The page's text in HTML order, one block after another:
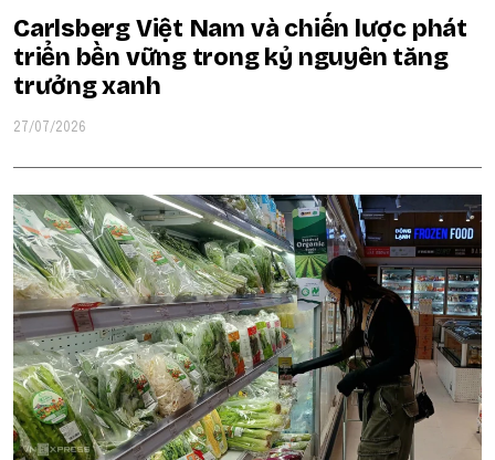
Carlsberg Việt Nam và chiến lược phát
triển bền vững trong kỷ nguyên tăng
trưởng xanh
27/07/2026